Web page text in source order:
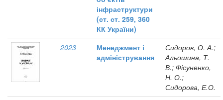
інфраструктури
(ст. ст. 259, 360
КК України)
2023
Менеджмент і
адміністрування
Сидоров, О. А.;
Альошина, Т.
В.; Фісуненко,
Н. О.;
Сидорова, Е.О.